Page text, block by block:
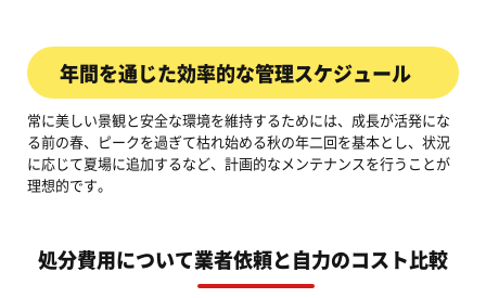
年間を通じた効率的な管理スケジュール
常に美しい景観と安全な環境を維持するためには、成長が活発にな
る前の春、ピークを過ぎて枯れ始める秋の年二回を基本とし、状況
に応じて夏場に追加するなど、計画的なメンテナンスを行うことが
理想的です。
処分費用について業者依頼と自力のコスト比較